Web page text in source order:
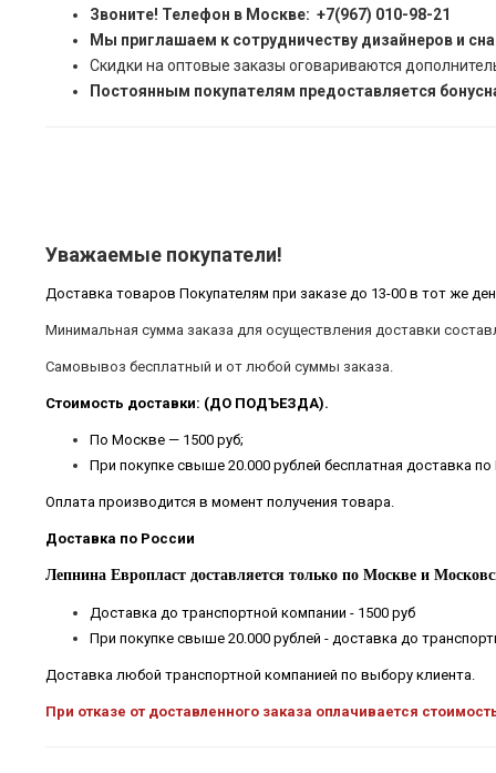
Звоните! Телефон в Москве: +7(967) 010-98-21
Мы приглашаем к сотрудничеству дизайнеров и
Скидки на оптовые заказы оговариваются
Постоянным покупателям предоставляется
Уважаемые покупатели!
Доставка товаров Покупателям при заказе до 13-00 в тот же
Минимальная сумма заказа для осуществления доставки
Самовывоз бесплатный и от любой суммы заказа.
Стоимость доставки: (ДО ПОДЪЕЗДА).
По Москве — 1500 руб;
При покупке свыше 20.000 рублей бесплатная доставка
Оплата производится в момент получения товара.
Доставка по России
Лепнина Европласт доставляется только по Москве и
Доставка до транспортной компании - 1500 руб
При покупке свыше 20.000 рублей - доставка до
Доставка любой транспортной компанией по выбору клиента.
При отказе от доставленного заказа оплачивается